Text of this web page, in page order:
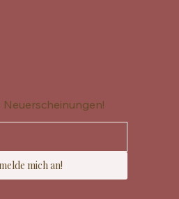
Neuerscheinungen!
mich an!